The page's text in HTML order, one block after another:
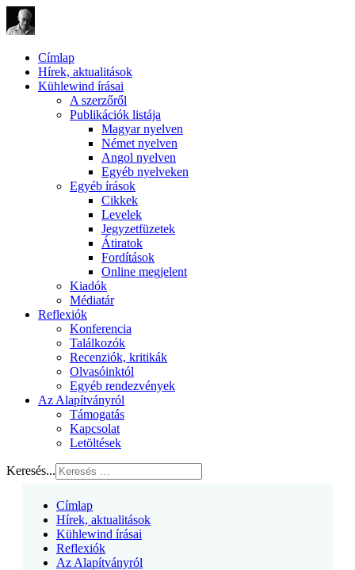
Címlap
Hírek, aktualitások
Kühlewind írásai
A szerzőről
Publikációk listája
Magyar nyelven
Német nyelven
Angol nyelven
Egyéb nyelveken
Egyéb írások
Cikkek
Levelek
Jegyzetfüzetek
Átiratok
Fordítások
Online megjelent
Kiadók
Médiatár
Reflexiók
Konferencia
Találkozók
Recenziók, kritikák
Olvasóinktól
Egyéb rendezvények
Az Alapítványról
Támogatás
Kapcsolat
Letöltések
Keresés...
Címlap
Hírek, aktualitások
Kühlewind írásai
Reflexiók
Az Alapítványról